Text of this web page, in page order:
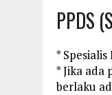
PPDS
*
* Jika ada
berlaku